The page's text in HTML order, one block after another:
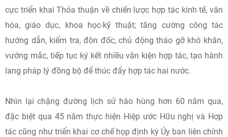
cực triển khai Thỏa thuận về chiến lược hợp tác kinh tế, văn
hóa, giáo dục, khoa học-kỹ thuật; tăng cường công tác
hướng dẫn, kiểm tra, đôn đốc, chủ động tháo gỡ khó khăn,
vướng mắc, tiếp tục ký kết nhiều văn kiện hợp tác, tạo hành
lang pháp lý đồng bộ để thúc đẩy hợp tác hai nước.
Nhìn lại chặng đường lịch sử hào hùng hơn 60 năm qua,
đặc biệt qua 45 năm thực hiện Hiệp ước Hữu nghị và Hợp
tác cũng như triển khai cơ chế họp định kỳ Ủy ban liên chính